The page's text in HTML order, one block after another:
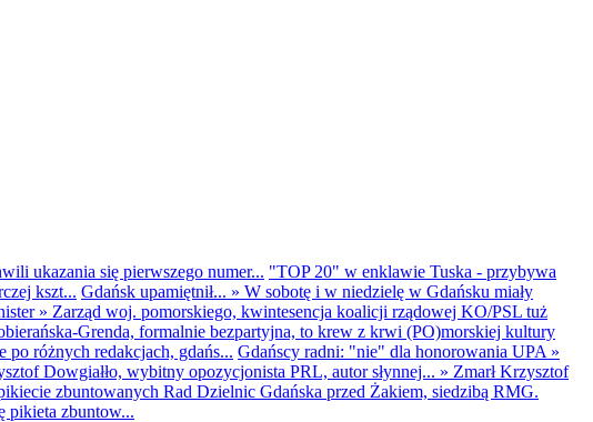
ukazania się pierwszego numer... "TOP 20" w enklawie Tuska - przybywa
kszt... Gdańsk upamiętnił... » W sobotę i w niedzielę w Gdańsku miały
» Zarząd woj. pomorskiego, kwintesencja koalicji rządowej KO/PSL tuż
Grenda, formalnie bezpartyjna, to krew z krwi (PO)morskiej kultury
po różnych redakcjach, gdańs... Gdańscy radni: "nie" dla honorowania UPA »
Dowgiałło, wybitny opozycjonista PRL, autor słynnej... » Zmarł Krzysztof
zbuntowanych Rad Dzielnic Gdańska przed Żakiem, siedzibą RMG.
pikieta zbuntow...